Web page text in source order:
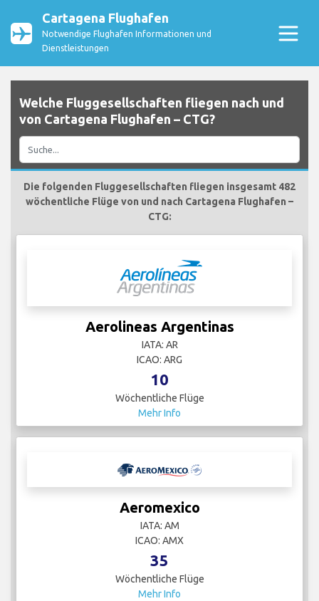
Cartagena Flughafen
Notwendige Flughafen Informationen und
Dienstleistungen
Welche Fluggesellschaften fliegen nach und
von Cartagena Flughafen – CTG?
Die folgenden Fluggesellschaften fliegen insgesamt 482
wöchentliche Flüge von und nach Cartagena Flughafen –
CTG:
Aerolineas Argentinas
IATA: AR
ICAO: ARG
10
Wöchentliche Flüge
Mehr Info
Aeromexico
IATA: AM
ICAO: AMX
35
Wöchentliche Flüge
Mehr Info